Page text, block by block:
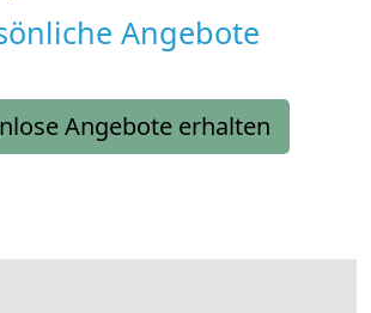
Angebote
Angebote erhalten